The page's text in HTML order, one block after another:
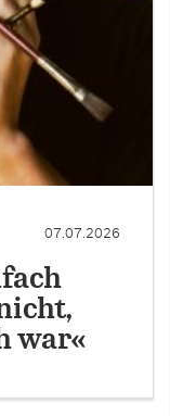
07.07.2026
war«